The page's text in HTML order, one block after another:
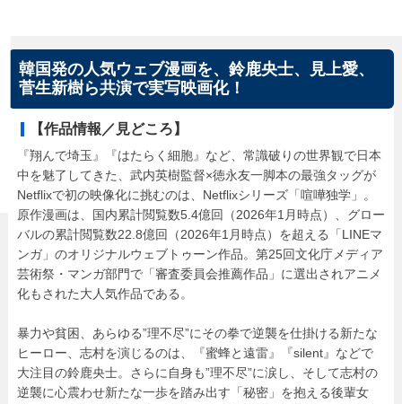
韓国発の人気ウェブ漫画を、鈴鹿央士、見上愛、
菅生新樹ら共演で実写映画化！
【作品情報／見どころ】
『翔んで埼玉』『はたらく細胞』など、常識破りの世界観で日本
中を魅了してきた、武内英樹監督×徳永友一脚本の最強タッグが
Netflixで初の映像化に挑むのは、Netflixシリーズ「喧嘩独学」。
原作漫画は、国内累計閲覧数5.4億回（2026年1月時点）、グロー
バルの累計閲覧数22.8億回（2026年1月時点）を超える「LINEマ
ンガ」のオリジナルウェブトゥーン作品。第25回⽂化庁メディア
芸術祭・マンガ部門で「審査委員会推薦作品」に選出されアニメ
化もされた大人気作品である。
暴力や貧困、あらゆる”理不尽”にその拳で逆襲を仕掛ける新たな
ヒーロー、志村を演じるのは、『蜜蜂と遠雷』『silent』などで
大注目の鈴鹿央士。さらに自身も”理不尽”に涙し、そして志村の
逆襲に心震わせ新たな一歩を踏み出す「秘密」を抱える後輩女